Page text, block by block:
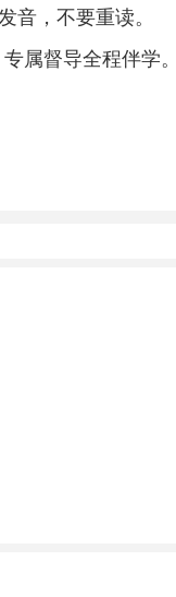
，不要重读。
属督导全程伴学